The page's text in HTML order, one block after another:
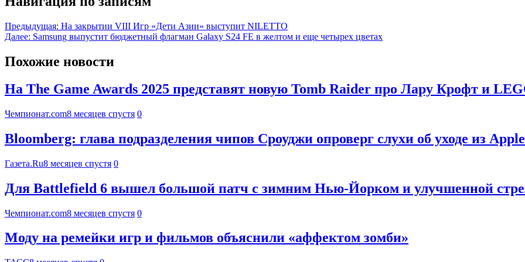
Предыдущая: На закрытии VIII Игр «Дети Азии» выступит NILETTO
Далее: Samsung выпустит бюджетный флагман Galaxy S24 FE в желтом и еще четырех цветах
Похожие новости
На The Game Awards 2025 представят новую Tomb Raider про Лару Крофт и
Чемпионат.com8 месяцев спустя 0
Bloomberg: глава подразделения чипов Сроуджи опроверг слухи об уходе из Apple
Газета.Ru8 месяцев спустя 0
Для Battlefield 6 вышел большой патч с зимним Нью-Йорком и улучшенной
Чемпионат.com8 месяцев спустя 0
Моду на ремейки игр и фильмов объяснили «аффектом зомби»